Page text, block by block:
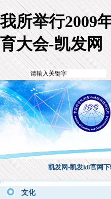
我所举行2009
育大会-凯发网
凯发网-凯发k8官网下
文化